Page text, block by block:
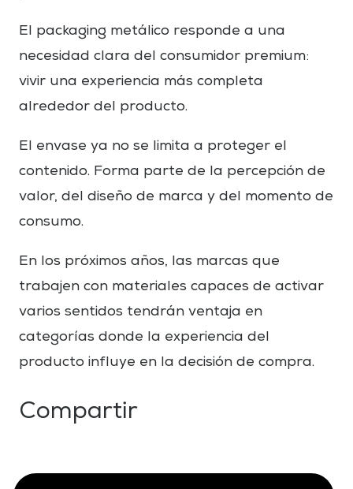
El packaging metálico responde a una
necesidad clara del consumidor premium:
vivir una experiencia más completa
alrededor del producto.
El envase ya no se limita a proteger el
contenido. Forma parte de la percepción de
valor, del diseño de marca y del momento de
consumo.
En los próximos años, las marcas que
trabajen con materiales capaces de activar
varios sentidos tendrán ventaja en
categorías donde la experiencia del
producto influye en la decisión de compra.
Compartir